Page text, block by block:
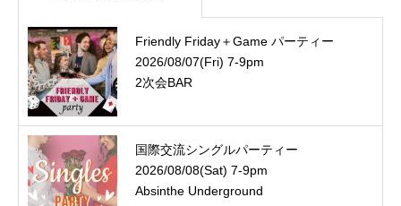
Friendly Friday＋Game パーティー
2026/08/07(Fri) 7-9pm
2次会BAR
国際交流シングルパーティー
2026/08/08(Sat) 7-9pm
Absinthe Underground